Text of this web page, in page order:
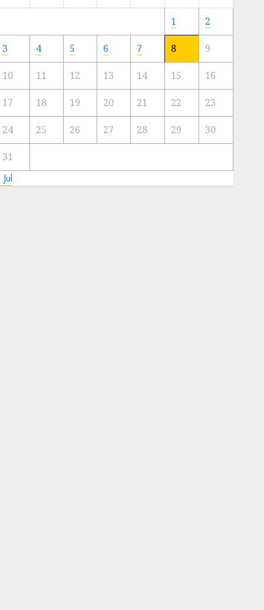
Artis
Kota
23/11/2024
0
1 2
3 4 5 6 7 8 9
10 11 12 13 14 15 16
17 18 19 20 21 22 23
24 25 26 27 28 29 30
31